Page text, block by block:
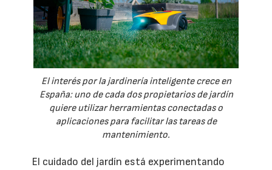
El interés por la jardinería inteligente crece en
España: uno de cada dos propietarios de jardín
quiere utilizar herramientas conectadas o
aplicaciones para facilitar las tareas de
mantenimiento.
El cuidado del jardín está experimentando